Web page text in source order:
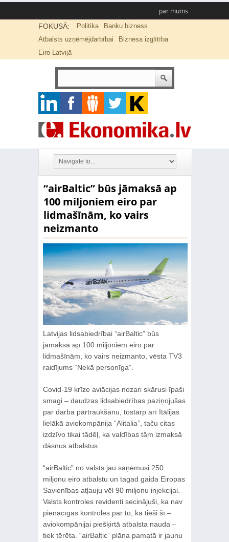
par mums
FOKUSĀ: Politika
Banku bizness
Atbalsts uzņēmējdarbībai
Biznesa izglītība
Eiro Latvijā
“airBaltic” būs jāmaksā ap
100 miljoniem eiro par
lidmašīnām, ko vairs
neizmanto
Latvijas lidsabiedrībai “airBaltic” būs
jāmaksā ap 100 miljoniem eiro par
lidmašīnām, ko vairs neizmanto, vēsta TV3
raidījums “Nekā personīga”.
Covid-19 krīze aviācijas nozari skārusi īpaši
smagi – daudzas lidsabiedrības paziņojušas
par darba pārtraukšanu, tostarp arī Itālijas
lielākā aviokompānija “Alitalia”, taču citas
izdzīvo tikai tādēļ, ka valdības tām izmaksā
dāsnus atbalstus.
“airBaltic” no valsts jau saņēmusi 250
miljonu eiro atbalstu un tagad gaida Eiropas
Savienības atļauju vēl 90 miljonu injekcijai.
Valsts kontroles revidenti secinājuši, ka nav
pienācīgas kontroles par to, kā tieši šī –
aviokompānijai piešķirtā atbalsta nauda –
tiek tērēta. “airBaltic” plāna pamatā ir jaunu